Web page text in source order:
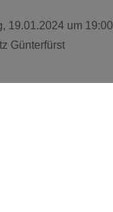
19.01.2024 um 19:00
Günterfürst